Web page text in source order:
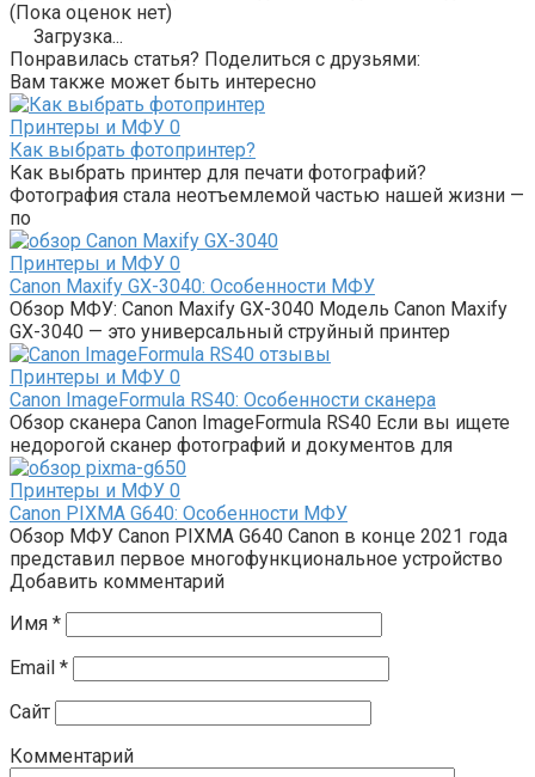
(Пока оценок нет)
Загрузка...
Понравилась статья? Поделиться с друзьями:
Вам также может быть интересно
Принтеры и МФУ 0
Как выбрать фотопринтер?
Как выбрать принтер для печати фотографий?
Фотография стала неотъемлемой частью нашей жизни —
по
Принтеры и МФУ 0
Canon Maxify GX-3040: Особенности МФУ
Обзор МФУ: Canon Maxify GX-3040 Модель Canon Maxify
GX-3040 — это универсальный струйный принтер
Принтеры и МФУ 0
Canon ImageFormula RS40: Особенности сканера
Обзор сканера Canon ImageFormula RS40 Если вы ищете
недорогой сканер фотографий и документов для
Принтеры и МФУ 0
Canon PIXMA G640: Особенности МФУ
Обзор МФУ Canon PIXMA G640 Canon в конце 2021 года
представил первое многофункциональное устройство
Добавить комментарий
Имя *
Email *
Сайт
Комментарий